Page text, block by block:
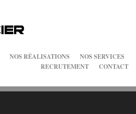
NOS RÉALISATIONS
NOS SERVICES
RECRUTEMENT
CONTACT